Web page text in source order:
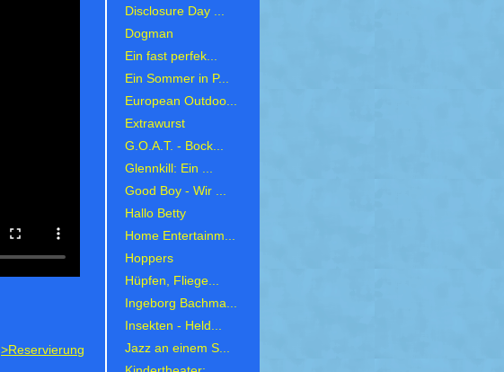
>Reservierung
Disclosure Day ...
Dogman
Ein fast perfek...
Ein Sommer in P...
European Outdoo...
Extrawurst
G.O.A.T. - Bock...
Glennkill: Ein ...
Good Boy - Wir ...
Hallo Betty
Home Entertainm...
Hoppers
Hüpfen, Fliege...
Ingeborg Bachma...
Insekten - Held...
Jazz an einem S...